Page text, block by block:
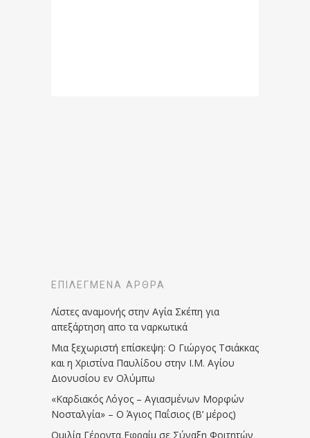
ΕΠΙΛΕΓΜΈΝΑ ΆΡΘΡΑ
Λίστες αναμονής στην Αγία Σκέπη για
απεξάρτηση απο τα ναρκωτικά
Μια ξεχωριστή επίσκεψη: Ο Γιώργος Τσιάκκας
και η Χριστίνα Παυλίδου στην Ι.Μ. Αγίου
Διονυσίου εν Ολύμπω
«Καρδιακός Λόγος – Αγιασμένων Μορφών
Νοσταλγία» – Ο Άγιος Παΐσιος (Β’ μέρος)
Ομιλία Γέροντα Εφραίμ σε Σύναξη Φοιτητών